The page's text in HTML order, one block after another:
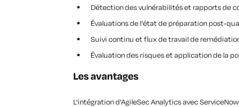
Détection des vulnérabilités et rapports de
Évaluations de l'état de préparation post-
Suivi continu et flux de travail de
Évaluation des risques et application de la
Les avantages
L'intégration d'AgileSec Analytics avec